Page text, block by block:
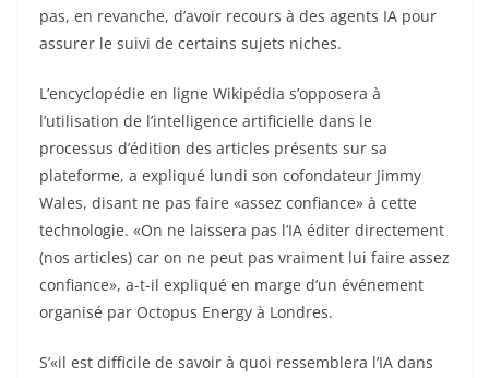
pas, en revanche, d’avoir recours à des agents IA pour
assurer le suivi de certains sujets niches.
L’encyclopédie en ligne Wikipédia s’opposera à
l’utilisation de l’intelligence artificielle dans le
processus d’édition des articles présents sur sa
plateforme, a expliqué lundi son cofondateur Jimmy
Wales, disant ne pas faire «assez confiance» à cette
technologie. «On ne laissera pas l’IA éditer directement
(nos articles) car on ne peut pas vraiment lui faire assez
confiance», a-t-il expliqué en marge d’un événement
organisé par Octopus Energy à Londres.
S’«il est difficile de savoir à quoi ressemblera l’IA dans